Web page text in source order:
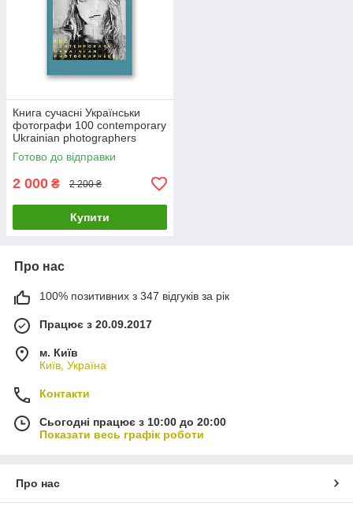
Книга сучасні Українськи
фотографи 100 contemporary
Ukrainian photographers
Готово до відправки
2 000 ₴ 2 200 ₴
Купити
Про нас
100% позитивних з 347 відгуків за рік
Працює з 20.09.2017
м. Київ
Київ, Україна
Контакти
Сьогодні працює з 10:00 до 20:00
Показати весь графік роботи
Про нас